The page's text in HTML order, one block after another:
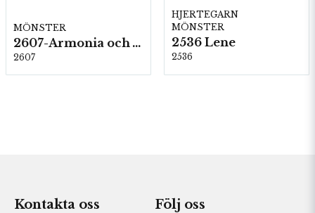
MÖNSTER
2607-Armonia och Alpaca 400
2607
HJERTEGARN
MÖNSTER
2536 Lene
2536
Kontakta oss Följ oss